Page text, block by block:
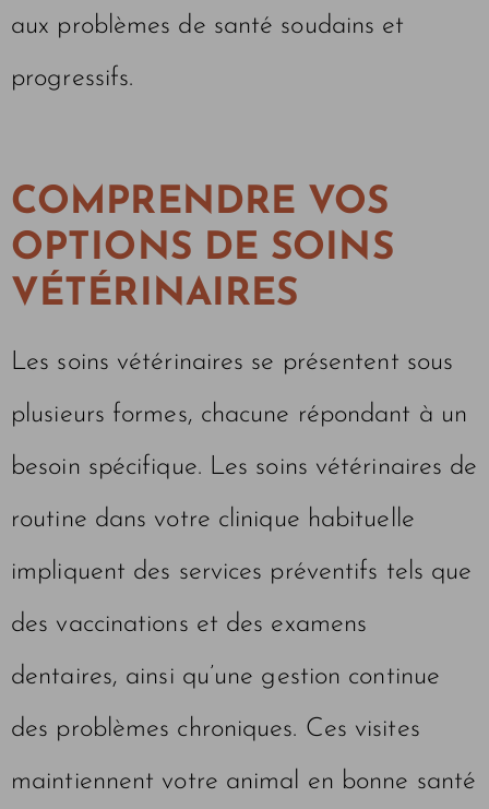
aux problèmes de santé soudains et
progressifs.
COMPRENDRE VOS
OPTIONS DE SOINS
VÉTÉRINAIRES
Les soins vétérinaires se présentent sous
plusieurs formes, chacune répondant à un
besoin spécifique. Les soins vétérinaires de
routine dans votre clinique habituelle
impliquent des services préventifs tels que
des vaccinations et des examens
dentaires, ainsi qu’une gestion continue
des problèmes chroniques. Ces visites
maintiennent votre animal en bonne santé